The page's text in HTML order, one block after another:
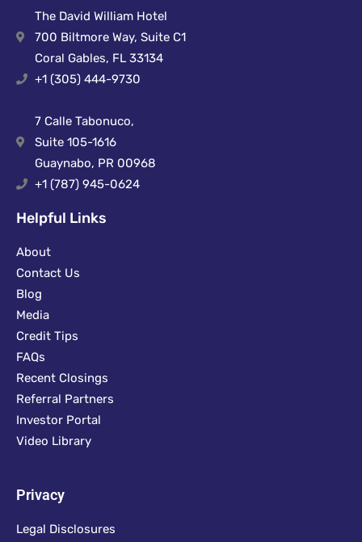
The David William Hotel
700 Biltmore Way, Suite C1
Coral Gables, FL 33134
+1 (305) 444-9730
7 Calle Tabonuco,
Suite 105-1616
Guaynabo, PR 00968
+1 (787) 945-0624
Helpful Links
About
Contact Us
Blog
Media
Credit Tips
FAQs
Recent Closings
Referral Partners
Investor Portal
Video Library
Privacy
Legal Disclosures